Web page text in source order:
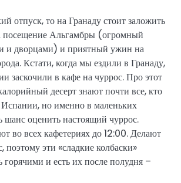
отпуск, то на Гранаду стоит заложить
посещение Альгамбры (огромный
и дворцами) и приятный ужин на
Кстати, когда мы ездили в Гранаду,
заскочили в кафе на чуррос. Про этот
десерт знают почти все, кто
но именно в маленьких
шанс оценить настоящий чуррос.
во всех кафетериях до 12:00. Делают
поэтому эти «сладкие колбаски»
горячими и есть их после полудня –